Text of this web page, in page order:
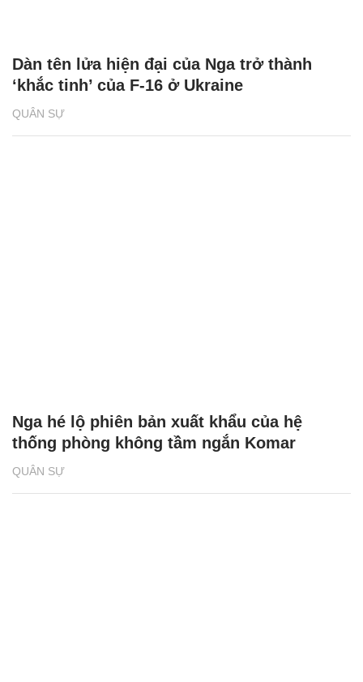
QUÂN SỰ
Dàn tên lửa hiện đại của Nga trở thành
‘khắc tinh’ của F-16 ở Ukraine
QUÂN SỰ
Nga hé lộ phiên bản xuất khẩu của hệ
thống phòng không tầm ngắn Komar